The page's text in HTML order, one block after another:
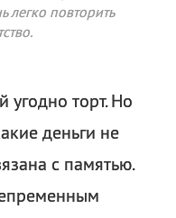
легко повторить
угодно торт. Но
деньги не
с памятью.